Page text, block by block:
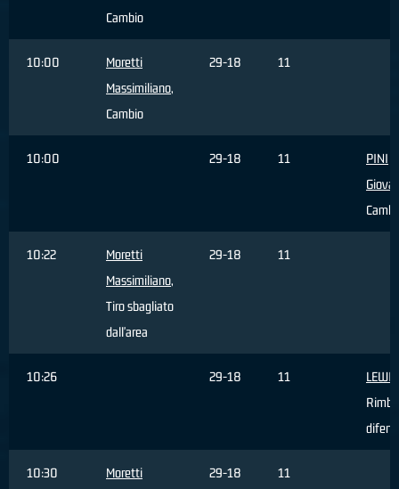
Cambio
10:00
Moretti
Massimiliano,
Cambio
29-18 11
10:00 29-18 11
PINI
10:22
Moretti
Massimiliano,
Tiro sbagliato
dall'area
29-18 11
10:26 29-18 11
10:30
Moretti
29-18 11